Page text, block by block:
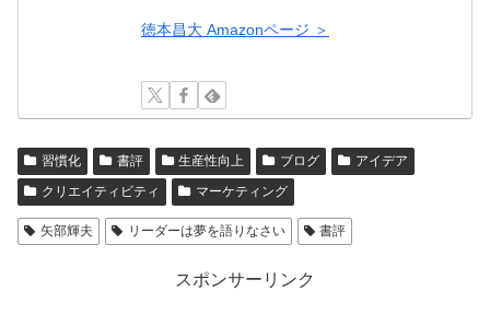
徳本昌大 Amazonページ ＞
習慣化 書評 生産性向上 ブログ
アイデア
クリエイティビティ
マーケティング
矢部輝夫 リーダーは夢を語りなさい 書評
スポンサーリンク